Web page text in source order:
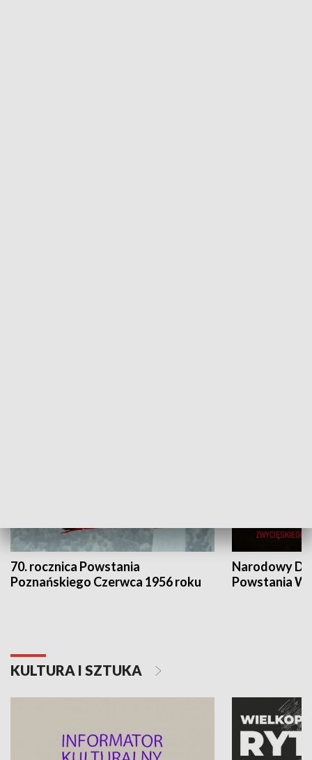
70. rocznica Powstania
Poznańskiego Czerwca 1956 roku
Narodowy
Powstania
KULTURA I SZTUKA